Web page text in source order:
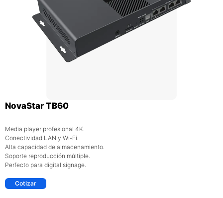
NovaStar TB60
Media player profesional 4K.
Conectividad LAN y Wi-Fi.
Alta capacidad de almacenamiento.
Soporte reproducción múltiple.
Perfecto para digital signage.
Cotizar